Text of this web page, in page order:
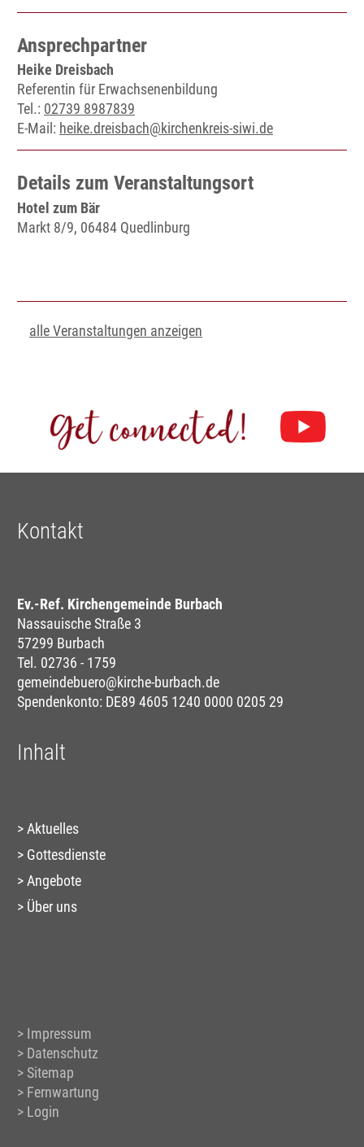
Ansprechpartner
Heike Dreisbach
Referentin für Erwachsenenbildung
Tel.: 02739 8987839
E-Mail: heike.dreisbach@kirchenkreis-siwi.de
Details zum Veranstaltungsort
Hotel zum Bär
Markt 8/9, 06484 Quedlinburg
alle Veranstaltungen anzeigen
Kontakt
Ev.-Ref. Kirchengemeinde Burbach
Nassauische Straße 3
57299 Burbach
Tel. 02736 - 1759
gemeindebuero@kirche-burbach.de
Spendenkonto: DE89 4605 1240 0000 0205 29
Inhalt
Aktuelles
Gottesdienste
Angebote
Über uns
Impressum
Datenschutz
Sitemap
Fernwartung
Login